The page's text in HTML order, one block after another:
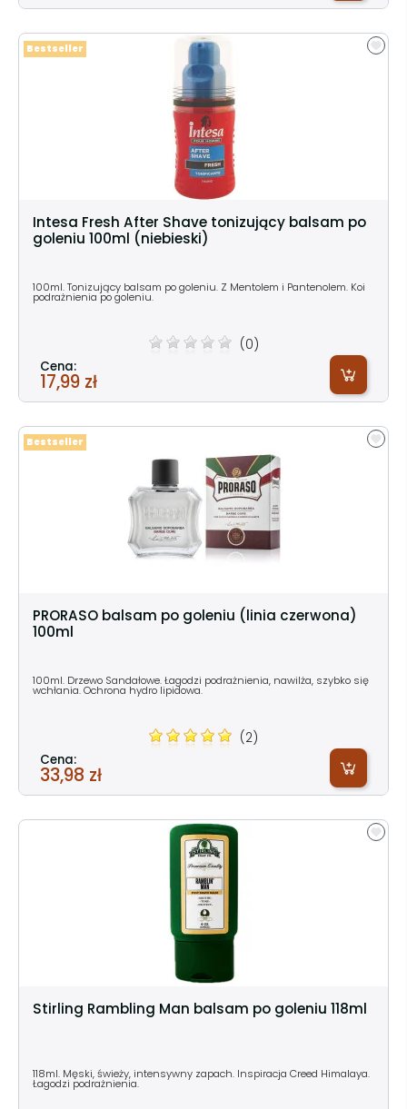
Intesa Fresh After Shave tonizujący balsam po
goleniu 100ml (niebieski)
100ml. Tonizujący balsam po goleniu. Z Mentolem i Pantenolem. Koi
podrażnienia po goleniu.
(0)
Cena:
17,99 zł
Bestseller
PRORASO balsam po goleniu (linia czerwona)
100ml
100ml. Drzewo Sandałowe. Łagodzi podrażnienia, nawilża, szybko się
wchłania. Ochrona hydro lipidowa.
(2)
Cena:
33,98 zł
Bestseller
Stirling Rambling Man balsam po goleniu 118ml
118ml. Męski, świeży, intensywny zapach. Inspiracja Creed Himalaya.
Łagodzi podrażnienia.